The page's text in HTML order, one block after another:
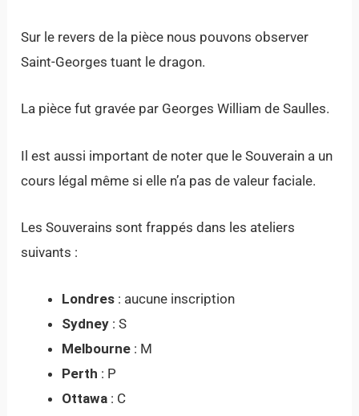
Sur le revers de la pièce nous pouvons observer
Saint-Georges tuant le dragon.
La pièce fut gravée par Georges William de Saulles.
Il est aussi important de noter que le Souverain a un
cours légal même si elle n’a pas de valeur faciale.
Les Souverains sont frappés dans les ateliers
suivants :
Londres : aucune inscription
Sydney : S
Melbourne : M
Perth : P
Ottawa : C